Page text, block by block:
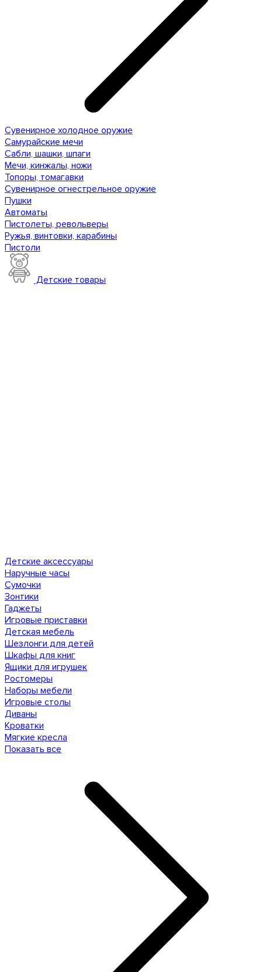
Сувенирное холодное оружие
Самурайские мечи
Сабли, шашки, шпаги
Мечи, кинжалы, ножи
Топоры, томагавки
Сувенирное огнестрельное оружие
Пушки
Автоматы
Пистолеты, револьверы
Ружья, винтовки, карабины
Пистоли
Детские товары
Детские аксессуары
Наручные часы
Сумочки
Зонтики
Гаджеты
Игровые приставки
Детская мебель
Шезлонги для детей
Шкафы для книг
Ящики для игрушек
Ростомеры
Наборы мебели
Игровые столы
Диваны
Кроватки
Мягкие кресла
Показать все